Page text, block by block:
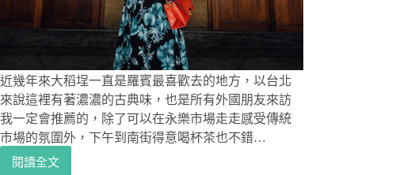
近幾年來大稻埕一直是羅賓最喜歡去的地方，以台北
來說這裡有著濃濃的古典味，也是所有外國朋友來訪
我一定會推薦的，除了可以在永樂市場走走感受傳統
市場的氛圍外，下午到南街得意喝杯茶也不錯…
閱讀全文
台